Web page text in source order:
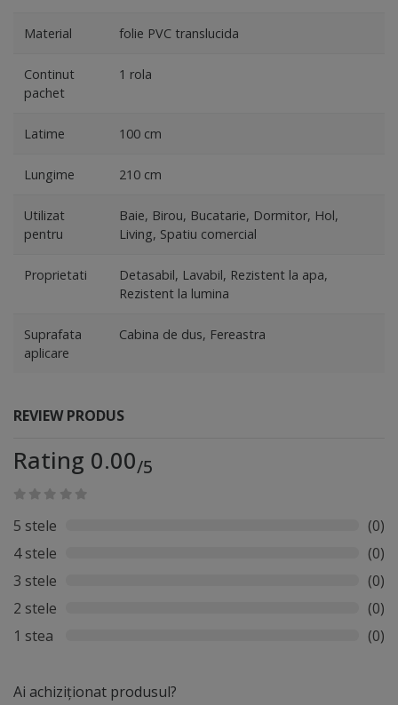
Material folie PVC translucida
Continut
pachet
1 rola
Latime 100 cm
Lungime 210 cm
Utilizat
pentru
Baie, Birou, Bucatarie, Dormitor, Hol,
Living, Spatiu comercial
Proprietati
Detasabil, Lavabil, Rezistent la apa,
Rezistent la lumina
Suprafata
aplicare
Cabina de dus, Fereastra
REVIEW PRODUS
Rating 0.00/5
5 stele
(0)
4 stele
(0)
3 stele
(0)
2 stele
(0)
1 stea
(0)
Ai achiziționat produsul?